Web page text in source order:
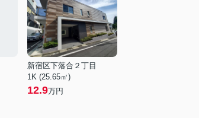
新宿区下落合２丁目
1K (25.65㎡)
12.9万円